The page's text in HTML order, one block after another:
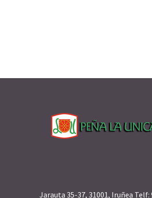
Jarauta 35-37, 31001, Iruñea Telf: